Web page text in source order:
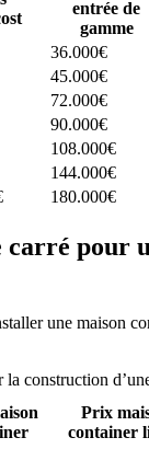
entrée de
gamme
36.000€
45.000€
72.000€
90.000€
108.000€
144.000€
180.000€
pour
une maison
construction
Prix
container